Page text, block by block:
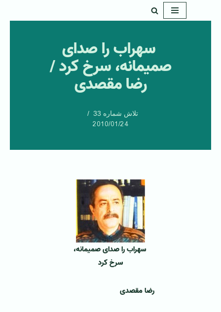
‌ سهراب را صدای
صمیمانه، سرخ کرد /
رضا مقصدی
تلاش شماره 33
2010/01/24
‌سهراب را صدای صمیمانه،
سرخ کرد
رضا مقصدی